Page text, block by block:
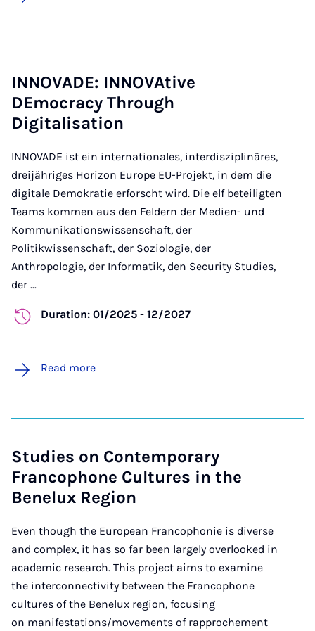
INNOVADE: INNOVAtive
DEmocracy Through
Digitalisation
INNOVADE ist ein internationales, interdisziplinäres,
dreijähriges Horizon Europe EU-Projekt, in dem die
digitale Demokratie erforscht wird. Die elf beteiligten
Teams kommen aus den Feldern der Medien- und
Kommunikationswissenschaft, der
Politikwissenschaft, der Soziologie, der
Anthropologie, der Informatik, den Security Studies,
der ...
Duration: 01/2025 - 12/2027
Read more
Studies on Contemporary
Francophone Cultures in the
Benelux Region
Even though the European Francophonie is diverse
and complex, it has so far been largely overlooked in
academic research. This project aims to examine
the interconnectivity between the Francophone
cultures of the Benelux region, focusing
on manifestations/movements of rapprochement